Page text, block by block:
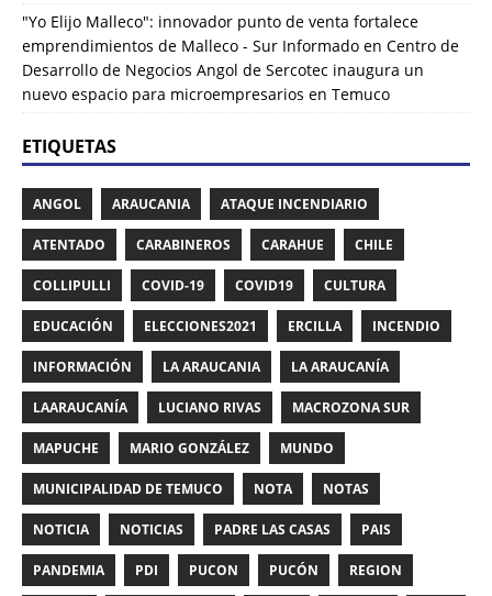
"Yo Elijo Malleco": innovador punto de venta fortalece
emprendimientos de Malleco - Sur Informado en Centro de
Desarrollo de Negocios Angol de Sercotec inaugura un
nuevo espacio para microempresarios en Temuco
ETIQUETAS
ANGOL ARAUCANIA ATAQUE INCENDIARIO
ATENTADO CARABINEROS CARAHUE CHILE
COLLIPULLI COVID-19 COVID19 CULTURA
EDUCACIÓN ELECCIONES2021 ERCILLA INCENDIO
INFORMACIÓN LA ARAUCANIA LA ARAUCANÍA
LAARAUCANÍA LUCIANO RIVAS MACROZONA SUR
MAPUCHE MARIO GONZÁLEZ MUNDO
MUNICIPALIDAD DE TEMUCO NOTA NOTAS
NOTICIA NOTICIAS PADRE LAS CASAS PAIS
PANDEMIA PDI PUCON PUCÓN REGION